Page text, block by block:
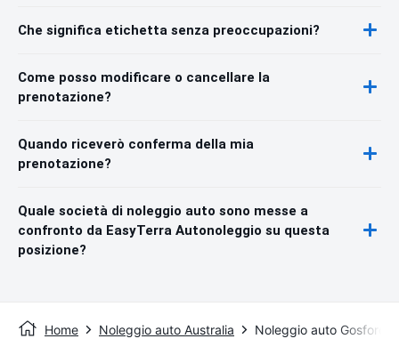
Che significa etichetta senza preoccupazioni?
Come posso modificare o cancellare la
prenotazione?
Quando riceverò conferma della mia
prenotazione?
Quale società di noleggio auto sono messe a
confronto da EasyTerra Autonoleggio su questa
posizione?
Home Noleggio auto Australia Noleggio auto Gosford